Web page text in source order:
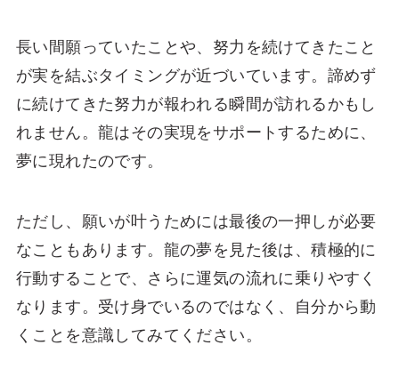
長い間願っていたことや、努力を続けてきたこと
が実を結ぶタイミングが近づいています。諦めず
に続けてきた努力が報われる瞬間が訪れるかもし
れません。龍はその実現をサポートするために、
夢に現れたのです。
ただし、願いが叶うためには最後の一押しが必要
なこともあります。龍の夢を見た後は、積極的に
行動することで、さらに運気の流れに乗りやすく
なります。受け身でいるのではなく、自分から動
くことを意識してみてください。